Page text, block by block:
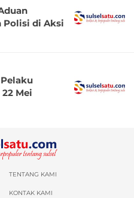
Polisi di Aksi
Mei
TENTANG KAMI
KONTAK KAMI